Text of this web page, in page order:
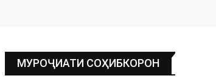
МУРОҶИАТИ СОҲИБКОРОН